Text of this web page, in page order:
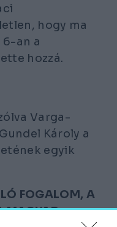
hogy ma
an a
hozzá.
Varga-
Károly a
egyik
FOGALOM, A
MAGYAR